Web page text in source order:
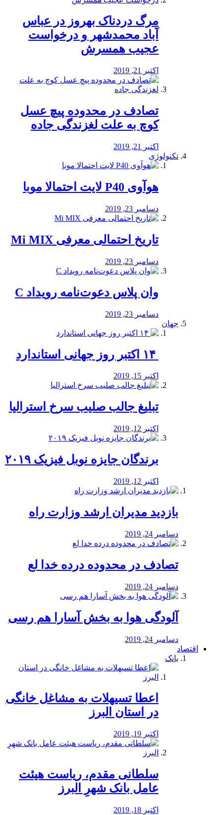
مرگ دردناک بهروز در عباس
آباد محمدشهر و درخواست
عجیب همسرش
اکتبر 21, 2019
تصادف در محدوده پیچ عسل
کوچ به علت لغزندگی جاده
اکتبر 21, 2019
تکنولوژی
هوآوی P40 لایت احتمالا موبا
دسامبر 23, 2019
تاریخ احتمالی معرفی Mi MIX
دسامبر 23, 2019
وان پلاس دعوت‌نامه رویداد C
دسامبر 23, 2019
جهان
اکتبر 15, 2019
تبلیغ جالب صلیب سرخ استرالیا
اکتبر 12, 2019
برندگان جایزه نوبل فیزیک ۲۰۱۹
اکتبر 12, 2019
بازدید مدیران ارشد وزارت راه
دسامبر 24, 2019
تصادف در محدوده درده خدا لع
دسامبر 24, 2019
آلودگی هوا به بخش آسارا هم رسی
دسامبر 24, 2019
اقتصاد
بانک
️اعطا تسیهلات به مشاغل خانگی
در استان البرز
اکتبر 19, 2019
سلطانی مقدم، ریاست هیئت
عامل بانک شهرِ البرز
اکتبر 18, 2019